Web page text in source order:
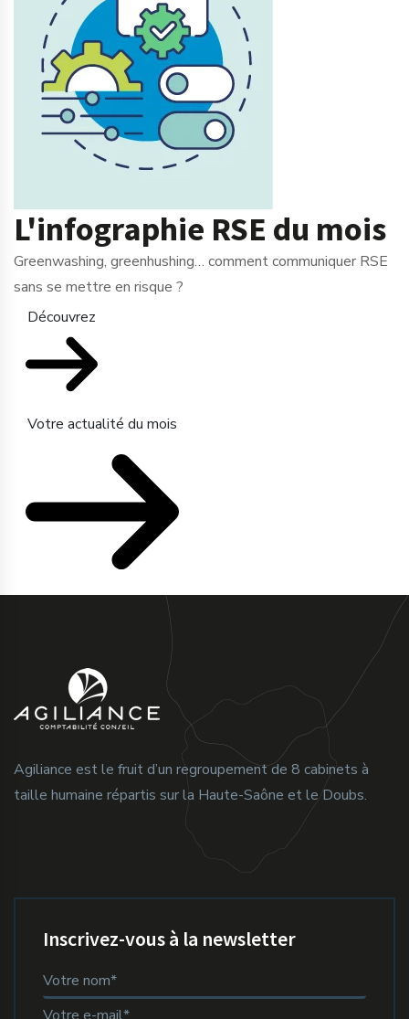
L'infographie RSE du mois
Greenwashing, greenhushing… comment communiquer RSE
sans se mettre en risque ?
Découvrez
Votre actualité du mois
Agiliance est le fruit d’un regroupement de 8 cabinets à
taille humaine répartis sur la Haute-Saône et le Doubs.
Inscrivez-vous à la newsletter